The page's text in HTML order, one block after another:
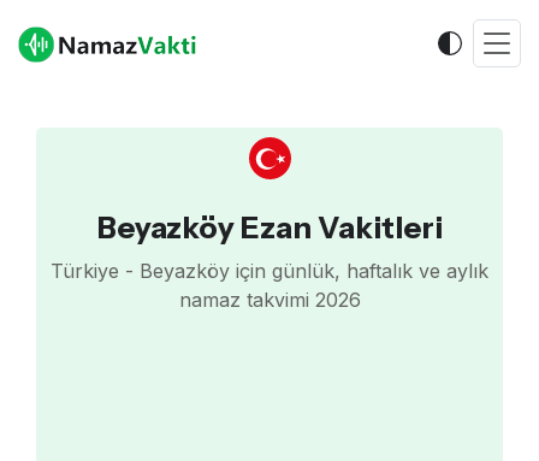
Beyazköy Ezan Vakitleri
Türkiye - Beyazköy için günlük, haftalık ve aylık
namaz takvimi 2026